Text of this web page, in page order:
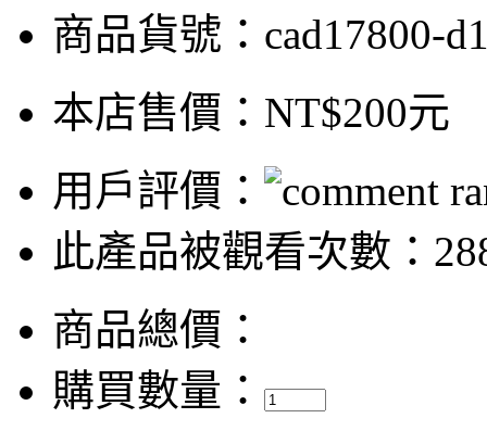
商品貨號：cad17800-
本店售價： NT$200元
用戶評價：
此產品被觀看次數：
商品總價：
購買數量：